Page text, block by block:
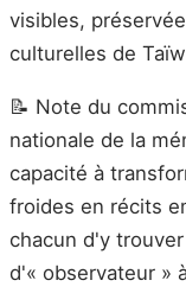
visibles,
culturelles de
📝 Note du
nationale de la
capacité à
froides en récits
chacun d'y
d'« observateur »